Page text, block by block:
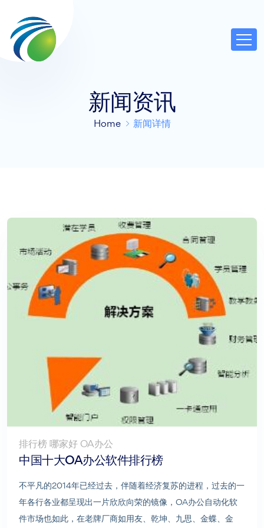
新闻资讯
Home 新闻详情
排行榜 哪家好 OA办公
中国十大OA办公软件排行榜
不平凡的2014年已经过去，伴随着经济复苏的进程，过去的一
年各行各业都呈现出一片欣欣向荣的镜像，OA办公自动化软
件市场也如此，在老牌厂商如用友、乾坤、九思、金蝶、金